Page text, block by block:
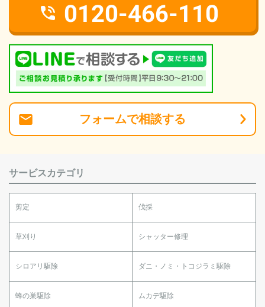
0120-466-110
フォームで相談する
サービスカテゴリ
剪定 伐採
草刈り シャッター修理
シロアリ駆除 ダニ・ノミ・トコジラミ駆除
蜂の巣駆除 ムカデ駆除